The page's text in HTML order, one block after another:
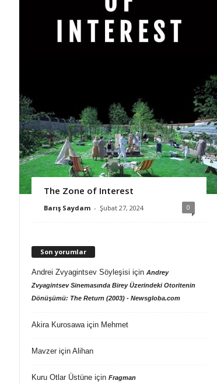
The Zone of Interest
Barış Saydam - Şubat 27, 2024 0
Son yorumlar
Andrei Zvyagintsev Söyleşisi için Andrey
Zvyagintsev Sinemasında Birey Üzerindeki Otoritenin
Dönüşümü: The Return (2003) - Newsgloba.com
Akira Kurosawaiçin Mehmet
Mavzeriçin Alihan
Kuru Otlar Üstüneiçin Fragman